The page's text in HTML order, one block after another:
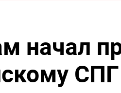
начал
СПГ